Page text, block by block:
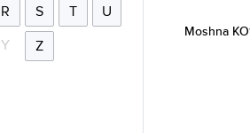
Moshna
R S T
U
Y Z